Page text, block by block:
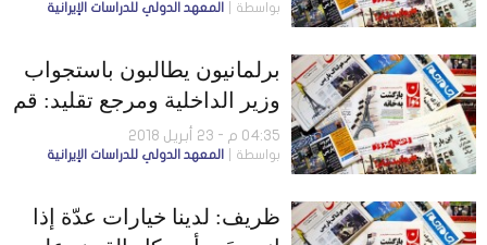
بواسطة المعهد الدولي للدراسات الإيرانية
برلمانيون يطالبون باستجواب
وزير الداخلية ومرجع تقليد: قم
ليست الفاتيكان!
04:35 م - 23 أبريل 2018
بواسطة المعهد الدولي للدراسات الإيرانية
ظريف: لدينا خيارات عدّة إذا